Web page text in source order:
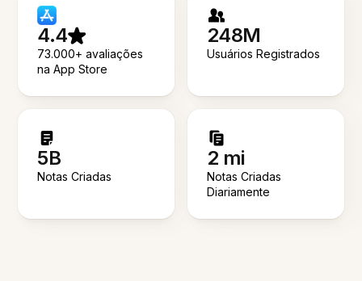
4.4
73.000+ avaliações
na App Store
248M
Usuários Registrados
5B
Notas Criadas
2 mi
Notas Criadas
Diariamente